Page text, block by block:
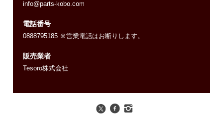
info@parts-kobo.com
電話番号
0888795185 ※営業電話はお断りします。
販売業者
Tesoro株式会社